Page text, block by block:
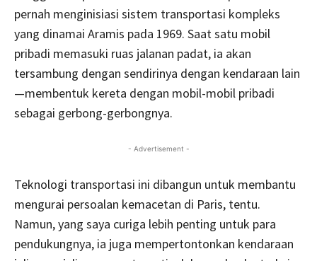
pernah menginisiasi sistem transportasi kompleks
yang dinamai Aramis pada 1969. Saat satu mobil
pribadi memasuki ruas jalanan padat, ia akan
tersambung dengan sendirinya dengan kendaraan lain
—membentuk kereta dengan mobil-mobil pribadi
sebagai gerbong-gerbongnya.
- Advertisement -
Teknologi transportasi ini dibangun untuk membantu
mengurai persoalan kemacetan di Paris, tentu.
Namun, yang saya curiga lebih penting untuk para
pendukungnya, ia juga mempertontonkan kendaraan